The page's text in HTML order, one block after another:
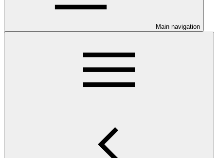
Main navigation